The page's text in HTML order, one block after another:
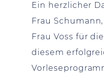
Ein herzlicher
Frau
Frau Voss für
diesem